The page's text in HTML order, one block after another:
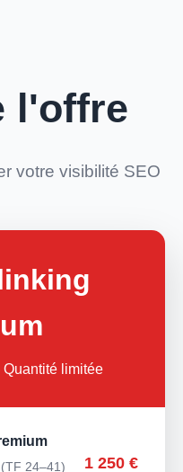
l'offre
votre visibilité SEO
limitée
24–41)
1 250 €